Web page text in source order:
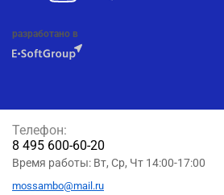
разработано в
Телефон:
8 495 600-60-20
Время работы: Вт, Ср, Чт 14:00-17:00
mossambo@mail.ru